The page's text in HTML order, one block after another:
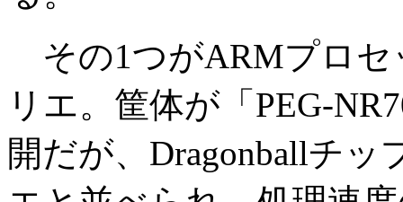
その1つがARMプロセ
リエ。筐体が「PEG-
開だが、Dragonballチッ